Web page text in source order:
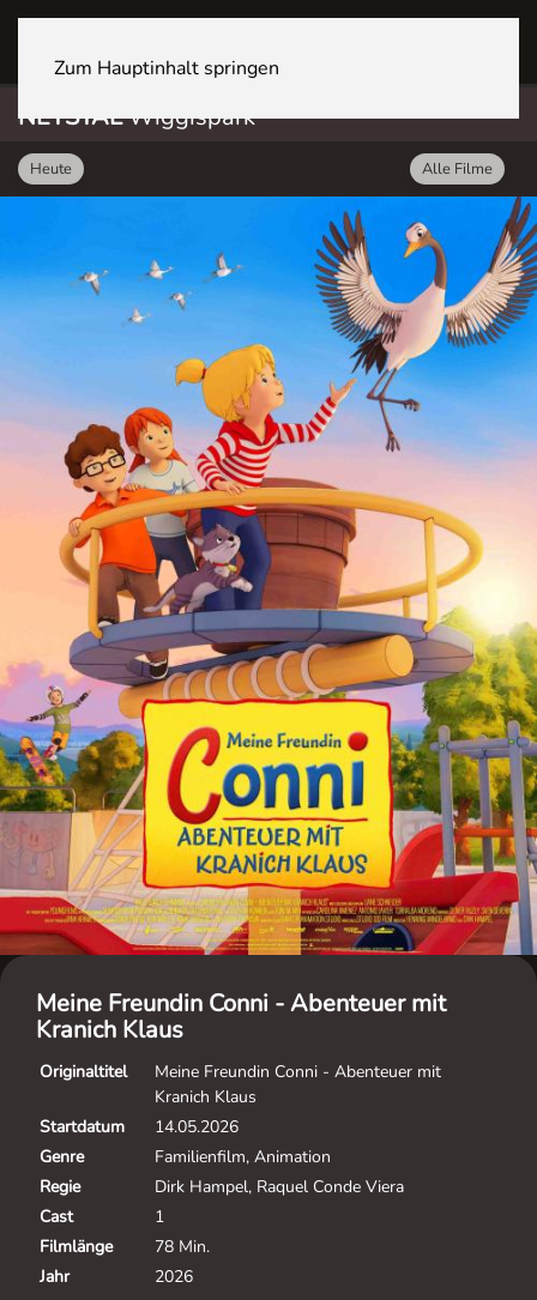
Zum Hauptinhalt springen
NETSTALWiggispark
Heute Alle Filme
Meine Freundin Conni - Abenteuer mit
Kranich Klaus
Originaltitel
Meine Freundin Conni - Abenteuer mit
Kranich Klaus
Startdatum
14.05.2026
Genre
Familienfilm, Animation
Regie
Dirk Hampel, Raquel Conde Viera
Cast
1
Filmlänge
78 Min.
Jahr
2026